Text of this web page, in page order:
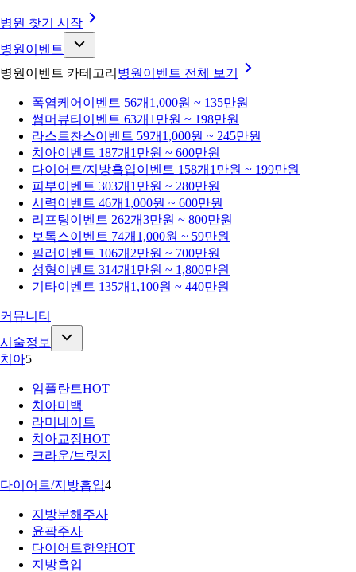
병원 찾기 시작
병원이벤트
병원이벤트 카테고리 병원이벤트 전체 보기
폭염케어 이벤트 56개 1,000원 ~ 135만원
썸머뷰티 이벤트 63개 1만원 ~ 198만원
라스트찬스이벤트 59개 1,000원 ~ 245만원
치아이벤트 187개 1만원 ~ 600만원
다이어트/지방흡입이벤트 158개 1만원 ~ 199만원
피부이벤트 303개 1만원 ~ 280만원
시력이벤트 46개 1,000원 ~ 600만원
리프팅이벤트 262개3만원 ~ 800만원
보톡스이벤트 74개 1,000원 ~ 59만원
필러 이벤트 106개 2만원 ~ 700만원
성형이벤트 314개 1만원 ~ 1,800만원
기타이벤트 135개 1,100원 ~ 440만원
커뮤니티
시술정보
치아5
임플란트HOT
치아미백
라미네이트
치아교정HOT
크라운/브릿지
다이어트/지방흡입4
지방분해주사
윤곽주사
다이어트한약HOT
지방흡입